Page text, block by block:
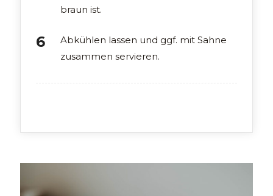
braun ist.
Abkühlen lassen und ggf. mit Sahne
zusammen servieren.